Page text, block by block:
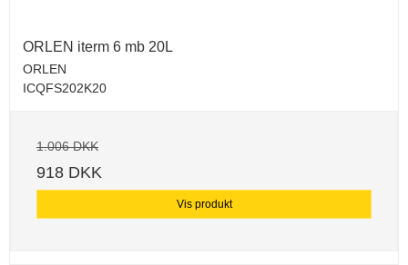
ORLEN iterm 6 mb 20L
ORLEN
ICQFS202K20
1.006 DKK
918 DKK
Vis produkt